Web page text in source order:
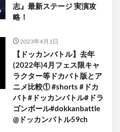
志』最新ステージ 実演攻
略！
2023年4月1日
【ドッカンバトル】去年
(2022年)4月フェス限キャ
ラクター等ドカバト版とア
ニメ比較① #shorts #ドカ
バト#ドッカンバトル#ドラ
ゴンボール#dokkanbattle
@ドッカンバトル59ch